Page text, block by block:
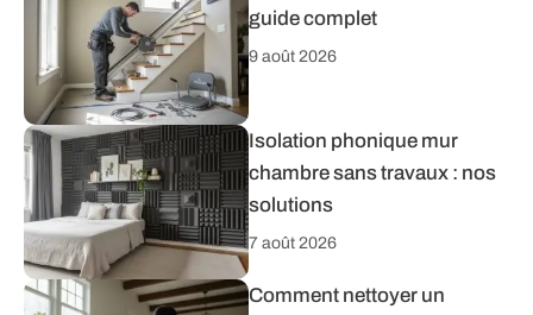
guide complet
9 août 2026
Isolation phonique mur
chambre sans travaux : nos
solutions
7 août 2026
Comment nettoyer un